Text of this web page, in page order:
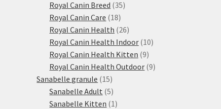
produktů
Royal Canin Breed 3535
Royal Canin Care 1818
produktů
Royal Canin Health 2626
produktů
Royal Canin Health Indoor 1010
Royal Canin Health Kitten 99
produktů
Royal Canin Health Outdoor 99
Sanabelle granule 1515
produktů
Sanabelle Adult 55
produktů
Sanabelle Kitten 1 1